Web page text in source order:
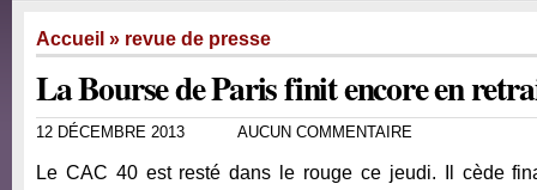
Accueil » revue de presse
La Bourse de Paris finit encore en
12 DÉCEMBRE 2013 AUCUN COMMENTAIRE
Le CAC 40 est resté dans le rouge ce jeudi. Il cède